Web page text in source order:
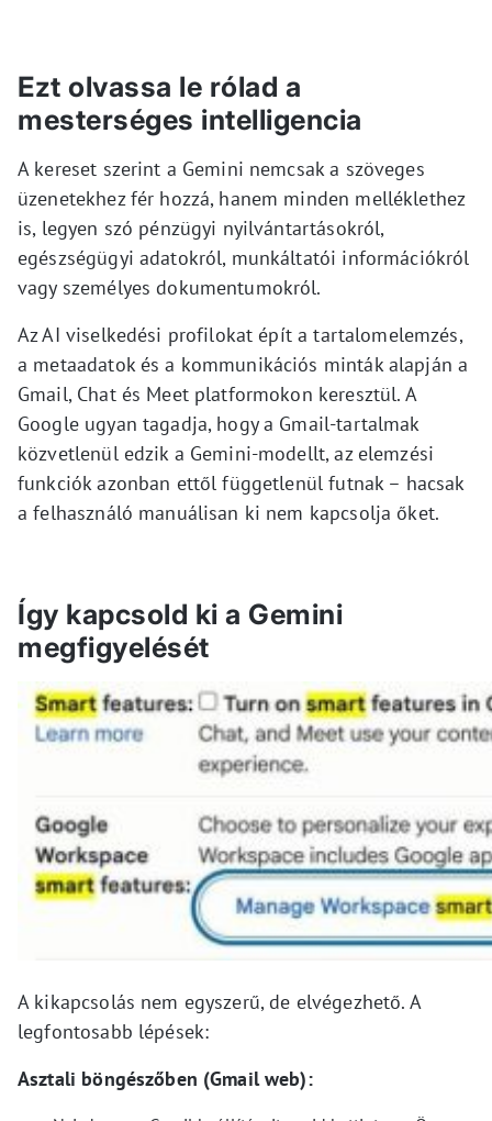
Ezt olvassa le rólad a
mesterséges intelligencia
A kereset szerint a Gemini nemcsak a szöveges
üzenetekhez fér hozzá, hanem minden melléklethez
is, legyen szó pénzügyi nyilvántartásokról,
egészségügyi adatokról, munkáltatói információkról
vagy személyes dokumentumokról.
Az AI viselkedési profilokat épít a tartalomelemzés,
a metaadatok és a kommunikációs minták alapján a
Gmail, Chat és Meet platformokon keresztül. A
Google ugyan tagadja, hogy a Gmail-tartalmak
közvetlenül edzik a Gemini-modellt, az elemzési
funkciók azonban ettől függetlenül futnak – hacsak
a felhasználó manuálisan ki nem kapcsolja őket.
Így kapcsold ki a Gemini
megfigyelését
A kikapcsolás nem egyszerű, de elvégezhető. A
legfontosabb lépések:
Asztali böngészőben (Gmail web):